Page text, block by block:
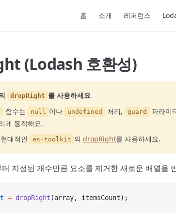
홈 소개 레퍼런스
(Lodash 호환성)
dropRight 를 사용하세요
함수는 null 이나 undefined 처리, guard 파라미
게 동작해요.
대적인
es-toolkit 의 dropRight를 사용하세요.
지정된 개수만큼 요소를 제거한 새로운 배열을
= dropRight (array, itemsCount);